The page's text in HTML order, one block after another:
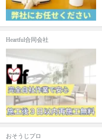
Heartful合同会社
おそうじプロ